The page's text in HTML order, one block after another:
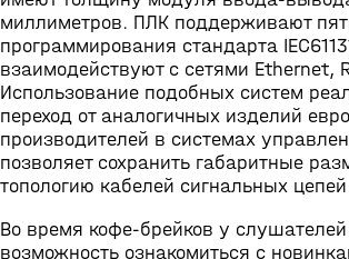
миллиметров. ПЛК поддерживают
программирования стандарта
взаимодействуют с сетями Ethernet,
Использование подобных систем
переход от аналогичных изделий
производителей в системах
позволяет сохранить габаритные
топологию кабелей сигнальных
Во время кофе-брейков у слушателей
возможность ознакомиться с